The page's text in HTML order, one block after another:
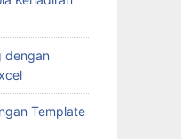
dengan
Template